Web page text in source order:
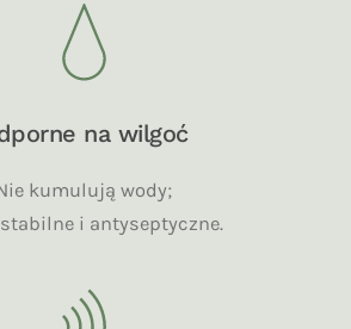
na wilgoć
kumulują wody;
i antyseptyczne.